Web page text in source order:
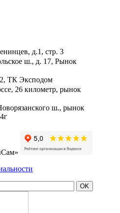
д.1, стр. 3
ш., д. 17, Рынок
ТК Эксподом
26 километр, рынок
ш., рынок